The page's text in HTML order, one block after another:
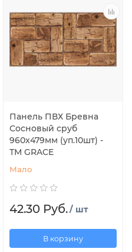
Панель ПВХ Бревна
Сосновый сруб
960х479мм (уп.10шт) -
ТМ GRACE
Мало
42.30 Руб./ шт
В корзину